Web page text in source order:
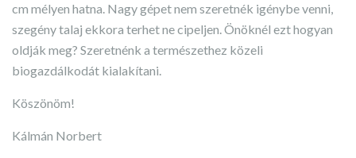
cm mélyen hatna. Nagy gépet nem szeretnék igénybe venni,
szegény talaj ekkora terhet ne cipeljen. Önöknél ezt hogyan
oldják meg? Szeretnénk a természethez közeli
biogazdálkodát kialakítani.
Köszönöm!
Kálmán Norbert